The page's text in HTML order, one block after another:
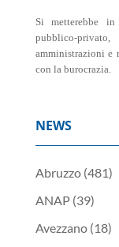
Si metterebbe
pubblico-
amministrazioni e
con la burocrazia.
NEWS
Abruzzo(481)
ANAP(39)
Avezzano(18)